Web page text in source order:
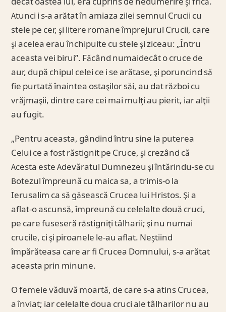
Atunci i s-a arătat în amiaza zilei semnul Crucii cu
stele pe cer, şi litere romane împrejurul Crucii, care
şi acelea erau închipuite cu stele şi ziceau: „Întru
aceasta vei birui”. Făcând numaidecât o cruce de
aur, după chipul celei ce i se arătase, şi poruncind să
fie purtată înaintea ostaşilor săi, au dat război cu
vrăjmaşii, dintre care cei mai mulţi au pierit, iar alţii
au fugit.
„Pentru aceasta, gândind întru sine la puterea
Celui ce a fost răstignit pe Cruce, şi crezând că
Acesta este Adevăratul Dumnezeu şi întărindu-se cu
Botezul împreună cu maica sa, a trimis-o la
Ierusalim ca să găsească Crucea lui Hristos. Şi a
aflat-o ascunsă, împreună cu celelalte două cruci,
pe care fuseseră răstigniţi tâlharii; şi nu numai
crucile, ci şi piroanele le-au aflat. Neştiind
împărăteasa care ar fi Crucea Domnului, s-a arătat
aceasta prin minune.
O femeie văduvă moartă, de care s-a atins Crucea,
a înviat; iar celelalte doua cruci ale tâlharilor nu au